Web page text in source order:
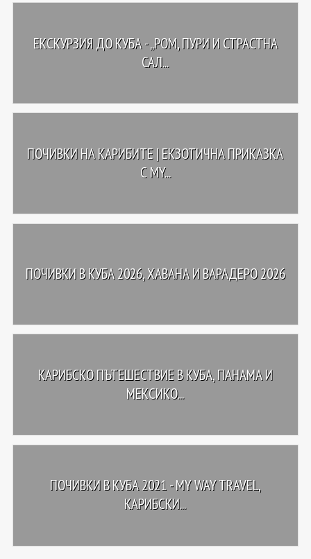
ЕКСКУРЗИЯ ДО КУБА - „РОМ, ПУРИ И СТРАСТНА
САЛ...
ПОЧИВКИ НА КАРИБИТЕ | ЕКЗОТИЧНА ПРИКАЗКА
С MY...
ПОЧИВКИ В КУБА 2026, ХАВАНА И ВАРАДЕРО 2026
КАРИБСКО ПЪТЕШЕСТВИЕ В КУБА, ПАНАМА И
МЕКСИКО...
ПОЧИВКИ В КУБА 2021 - MY WAY TRAVEL,
КАРИБСКИ...